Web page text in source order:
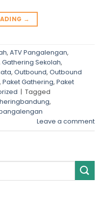
→
, ATV Pangalengan,
Gathering Sekolah,
, Outbound, Outbound
, Paket Gathering, Paket
| Tagged
,
Leave a comment